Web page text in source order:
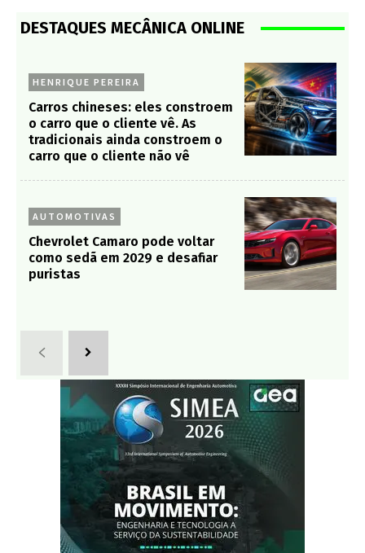
DESTAQUES MECÂNICA ONLINE
HENRIQUE PEREIRA
Carros chineses: eles constroem
o carro que o cliente vê. As
tradicionais ainda constroem o
carro que o cliente não vê
AUTOMOTIVAS
Chevrolet Camaro pode voltar
como sedã em 2029 e desafiar
puristas